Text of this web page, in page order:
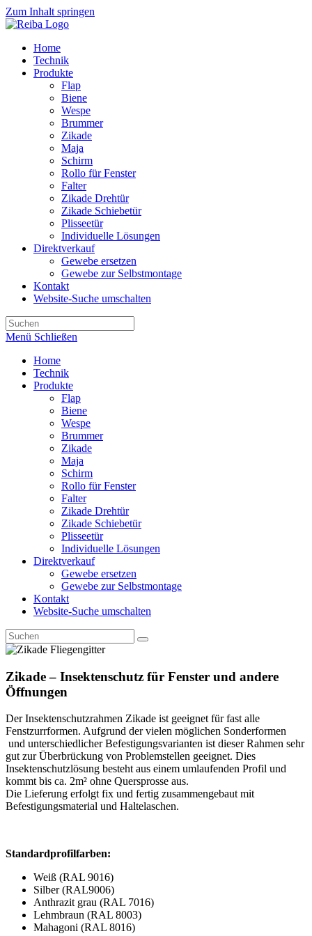
Zum Inhalt springen
Home
Technik
Produkte
Flap
Biene
Wespe
Brummer
Zikade
Maja
Schirm
Rollo für Fenster
Falter
Zikade Drehtür
Zikade Schiebetür
Plisseetür
Individuelle Lösungen
Direktverkauf
Gewebe ersetzen
Gewebe zur Selbstmontage
Kontakt
Website-Suche umschalten
Menü Schließen
Home
Technik
Produkte
Flap
Biene
Wespe
Brummer
Zikade
Maja
Schirm
Rollo für Fenster
Falter
Zikade Drehtür
Zikade Schiebetür
Plisseetür
Individuelle Lösungen
Direktverkauf
Gewebe ersetzen
Gewebe zur Selbstmontage
Kontakt
Website-Suche umschalten
Zikade – Insektenschutz für Fenster und andere
Öffnungen
Der Insektenschutzrahmen Zikade ist geeignet für fast alle
Fenstzurrformen. Aufgrund der vielen möglichen Sonderformen
und unterschiedlicher Befestigungsvarianten ist dieser Rahmen sehr
gut zur Überbrückung von Problemstellen geeignet. Dies
Insektenschutzlösung besteht aus einem umlaufenden Profil und
kommt bis ca. 2m² ohne Quersprosse aus.
Die Lieferung erfolgt fix und fertig zusammengebaut mit
Befestigungsmaterial und Haltelaschen.
Standardprofilfarben:
Weiß (RAL 9016)
Silber (RAL9006)
Anthrazit grau (RAL 7016)
Lehmbraun (RAL 8003)
Mahagoni (RAL 8016)